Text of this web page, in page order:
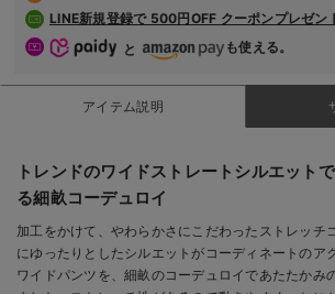
LINE新規登録で 500円OFF クーポンプレゼン
と
も使える。
アイテム説明
トレンドのワイドストレートシルエット
る細畝コーデュロイ
加工をかけて、やわらかさにこだわったストレッチ
にゆったりとしたシルエットがコーディネートのア
ワイドパンツを、細畝のコーデュロイであたたかみ